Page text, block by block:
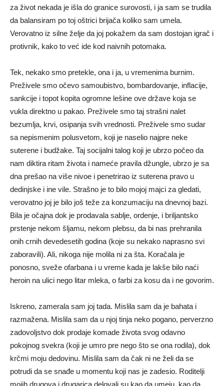
za život nekada je išla do granice surovosti, i ja sam se trudila
da balansiram po toj oštrici brijača koliko sam umela.
Verovatno iz silne želje da joj pokažem da sam dostojan igrač i
protivnik, kako to već ide kod naivnih potomaka.
Tek, nekako smo pretekle, ona i ja, u vremenima burnim.
Preživele smo očevo samoubistvo, bombardovanje, inflacije,
sankcije i topot kopita ogromne lešine ove države koja se
vukla direktno u pakao. Preživele smo taj strašni nalet
bezumlja, krvi, osipanja svih vrednosti. Preživele smo sudar
sa nepismenim polusvetom, koji je naselio najpre neke
suterene i budžake. Taj socijalni talog koji je ubrzo počeo da
nam diktira ritam života i nameće pravila džungle, ubrzo je sa
dna prešao na više nivoe i penetrirao iz suterena pravo u
dedinjske i ine vile. Strašno je to bilo mojoj majci za gledati,
verovatno joj je bilo još teže za konzumaciju na dnevnoj bazi.
Bila je očajna dok je prodavala sablje, ordenje, i briljantsko
prstenje nekom šljamu, nekom plebsu, da bi nas prehranila
onih crnih devedesetih godina (koje su nekako naprasno svi
zaboravili). Ali, nikoga nije molila ni za šta. Koračala je
ponosno, sveže ofarbana i u vreme kada je lakše bilo naći
heroin na ulici nego litar mleka, o farbi za kosu da i ne govorim.
Iskreno, zamerala sam joj tada. Mislila sam da je bahata i
razmažena. Mislila sam da u njoj tinja neko pogano, perverzno
zadovoljstvo dok prodaje komade života svog odavno
pokojnog svekra (koji je umro pre nego što se ona rodila), dok
krčmi moju dedovinu. Mislila sam da čak ni ne želi da se
potrudi da se snađe u momentu koji nas je zadesio. Roditelji
mojih drugova i drugarica delovali su kao da umeju, kao da